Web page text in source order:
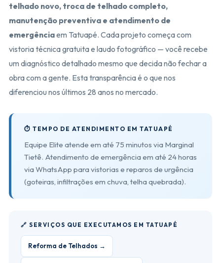
telhado novo, troca de telhado completo,
manutenção preventiva e atendimento de
emergênciaem Tatuapé. Cada projeto começa com
vistoria técnica gratuita e laudo fotográfico — você recebe
um diagnóstico detalhado mesmo que decida não fechar a
obra com a gente. Esta transparência é o que nos
diferenciou nos últimos 28 anos no mercado.
⏱️ TEMPO DE ATENDIMENTO EM TATUAPÉ
Equipe Elite atende em até 75 minutos via Marginal
Tietê. Atendimento de emergência em até 24 horas
via WhatsApp para vistorias e reparos de urgência
(goteiras, infiltrações em chuva, telha quebrada).
🔗 SERVIÇOS QUE EXECUTAMOS EM TATUAPÉ
Reforma de Telhados →